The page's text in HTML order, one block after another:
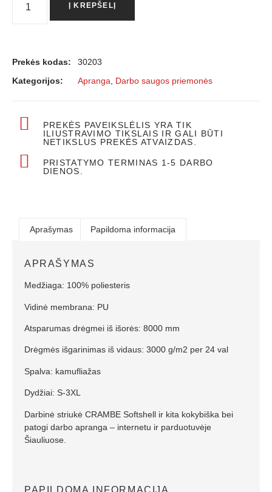
Į KREPŠELĮ
Prekės kodas:
30203
Kategorijos:
Apranga Darbo saugos priemonės
PREKĖS PAVEIKSLĖLIS YRA TIK
ILIUSTRAVIMO TIKSLAIS IR GALI BŪTI
NETIKSLUS PREKĖS ATVAIZDAS.
PRISTATYMO TERMINAS 1-5 DARBO
DIENOS.
Aprašymas Papildoma informacija
APRAŠYMAS
Medžiaga: 100% poliesteris
Vidinė membrana: PU
Atsparumas drėgmei iš išorės: 8000 mm
Drėgmės išgarinimas iš vidaus: 3000 g/m2 per 24 val
Spalva: kamufliažas
Dydžiai: S-3XL
Darbinė striukė CRAMBE Softshell ir kita kokybiška bei
patogi darbo apranga – internetu ir parduotuvėje
Šiauliuose.
PAPILDOMA INFORMACIJA